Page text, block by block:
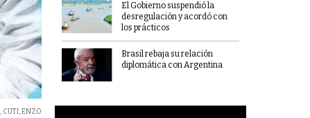
, CUTI,ENZO
El Gobierno suspendió la
desregulación y acordó con
los prácticos
Brasil rebaja su relación
diplomática con Argentina